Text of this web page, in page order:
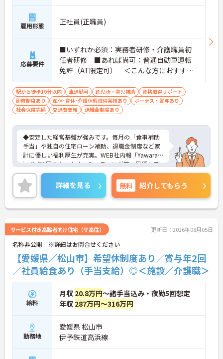
雇用形態 正社員(正職員)
応募要件
■いずれか必須：実務者研修・介護職員初
任者研修 ■あれば尚可：普通自動車運転
免許（AT限定可） ＜こんな方におすすめ
＞ワークライフバランスを大切にしたいと
お考えの方、入居者様それぞれに合わせ
た、温かいケアを提供したい方、これまで
の介護分野でのご経験を有効に活用したい
方
駅から徒歩10分以内 車通勤可 託児所・育児補助
資格取得サポート
研修制度あり
産休･育休･介護休暇取得実績あり
ボーナス・賞与あり
社会保険完備
交通費支給 退職金制度あり
◆安定した経営基盤が強みです。毎月の「食事補助
手当」や独自の住宅ローン補助、退職金制度など家
計に優しい福利厚生が充実。WEB社内報「Yawarag
i」や年1回のキックオフミーティング等、風通し良
く温かいコミュニケーションを育む環境が整ってい
ます。
◆若手～中高年まで幅広い年代が活躍中！短時間正
社員制度などライフスタイルに合わせた柔軟な働き
方が可能です。産休・育休の取得を推進しており、
付金＋（プラス）」をご用意。子育て世代のキャリ
アを強力に支援します。
◆働きながら成長！資格取得を最大10万円補助 多職
種連携で専門知識が磨けるチームケア実践 頑張りや
スキルが給与・役職にしっかり反映。 明確なキャリ
アパス制度が整っている環境で、 目標を持って長く
活躍できます！
詳細を見る 無料 紹介してもらう
サービス付き高齢者向け住宅（サ高住） 更新日：2026年08月05日
名称非公開 ※詳細はお問合せください
【愛媛県／松山市】希望休制度あり／賞与年2回
／社員給食あり（手当支給）◎＜施設／介護職＞
給料
月収 20.8万円～諸手当込み・夜勤5回想定
年収 287万円～316万円
勤務地
愛媛県 松山市
伊予鉄道高浜線